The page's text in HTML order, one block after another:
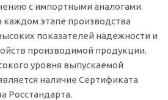
с импортными аналогами.
каждом этапе производства
показателей надежности и
производимой продукции.
уровня выпускаемой
наличие Сертификата
Росстандарта.